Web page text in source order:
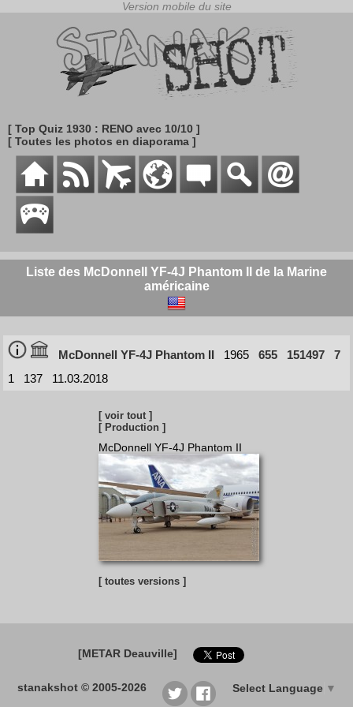
[ Top Quiz 1930 : RENO avec 10/10 ]
[ Toutes les photos en diaporama ]
Liste des McDonnell YF-4J Phantom II de la Marine
américaine
McDonnell YF-4J Phantom II 1965 655 151497
7
1
137 11.03.2018
[ voir tout ]
[ Production ]
McDonnell YF-4J Phantom II
[ toutes versions ]
[METAR Deauville]
stanakshot © 2005-2026 Select Language ▼